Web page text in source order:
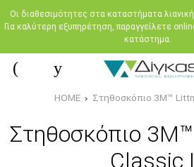
Oι διαθεσιμότητες στα καταστήματα
Για καλύτερη εξυπηρέτηση, παραγγείλετε
κατάστημα.
HOME Στηθοσκόπιο 3M™
Στηθοσκόπιο
Classic